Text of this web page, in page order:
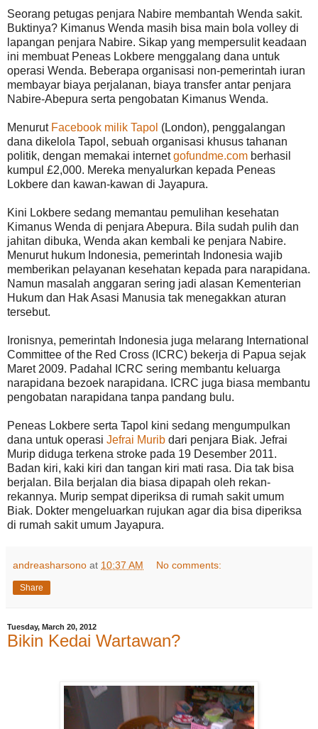
Seorang petugas penjara Nabire membantah Wenda sakit.
Buktinya? Kimanus Wenda masih bisa main bola volley di
lapangan penjara Nabire. Sikap yang mempersulit keadaan
ini membuat Peneas Lokbere menggalang dana untuk
operasi Wenda. Beberapa organisasi non-pemerintah iuran
membayar biaya perjalanan, biaya transfer antar penjara
Nabire-Abepura serta pengobatan Kimanus Wenda.
Menurut Facebook milik Tapol (London), penggalangan
dana dikelola Tapol, sebuah organisasi khusus tahanan
politik, dengan memakai internetgofundme.com berhasil
kumpul £2,000. Mereka menyalurkan kepada Peneas
Lokbere dan kawan-kawan di Jayapura.
Kini Lokbere sedang memantau pemulihan kesehatan
Kimanus Wenda di penjara Abepura. Bila sudah pulih dan
jahitan dibuka, Wenda akan kembali ke penjara Nabire.
Menurut hukum Indonesia, pemerintah Indonesia wajib
memberikan pelayanan kesehatan kepada para narapidana.
Namun masalah anggaran sering jadi alasan Kementerian
Hukum dan Hak Asasi Manusia tak menegakkan aturan
tersebut.
Ironisnya, pemerintah Indonesia juga melarang International
Committee of the Red Cross (ICRC) bekerja di Papua sejak
Maret 2009. Padahal ICRC sering membantu keluarga
narapidana bezoek narapidana. ICRC juga biasa membantu
pengobatan narapidana tanpa pandang bulu.
Peneas Lokbere serta Tapol kini sedang mengumpulkan
dana untuk operasi Jefrai Murib dari penjara Biak. Jefrai
Murip diduga terkena stroke pada 19 Desember 2011.
Badan kiri, kaki kiri dan tangan kiri mati rasa. Dia tak bisa
berjalan. Bila berjalan dia biasa dipapah oleh rekan-
rekannya. Murip sempat diperiksa di rumah sakit umum
Biak. Dokter mengeluarkan rujukan agar dia bisa diperiksa
di rumah sakit umum Jayapura.
andreasharsono at 10:37 AM No comments:
Share
Tuesday, March 20, 2012
Bikin Kedai Wartawan?